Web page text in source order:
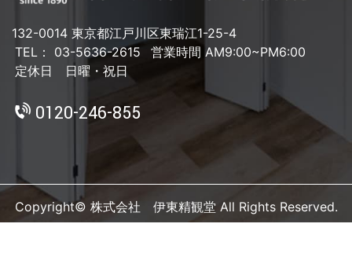
132-0014 東京都江戸川区東瑞江1-25-4
TEL： 03-5636-2615
営業時間 AM9:00~PM6:00
定休日 日曜・祝日
0120-246-855
Copyright© 株式会社 伊東精観堂 All Rights Reserved.